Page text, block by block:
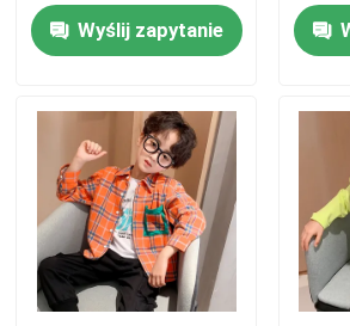
Zestaw odzieży dla dzieci
Ciepłe Płaszcze Dziecięce
Spodnie dziecięce
Wyślij zapytanie